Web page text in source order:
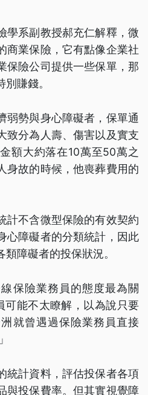
學系副教授郝充仁解釋，微
商業保險，它有點像企業社
保險公司提供一些保單，那
賺錢。
弱勢與身心障礙者，保單通
致分為人壽、傷害以及實支
額大約落在10萬至50萬之
身故的時候，他喪葬費用的
計不含微型保險的有效契約
心障礙者的分類統計，因此
障礙者的投保狀況。
保險業務員的態度最為關
可能不太瞭解，以為說只要
就曾遇過保險業務員直接
統計資料，評估投保者各項
與投保費率。但其實視覺障